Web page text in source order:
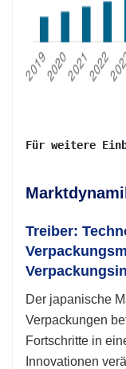
Für weitere
Treiber:
Der japanische
Verpackungen
Fortschritte in
Innovationen